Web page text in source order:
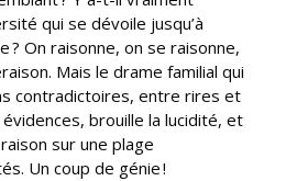
qui se dévoile jusqu’à
? On raisonne, on se raisonne,
Mais le drame familial qui
contradictoires, entre rires et
brouille la lucidité, et
sur une plage
Un coup de génie !